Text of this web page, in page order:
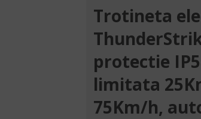
Trotineta
protectie
limitata
75Km/h,